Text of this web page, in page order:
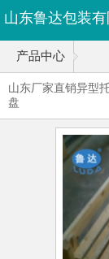
山东鲁达包装有
产品中心
山东厂家直销异型
盘